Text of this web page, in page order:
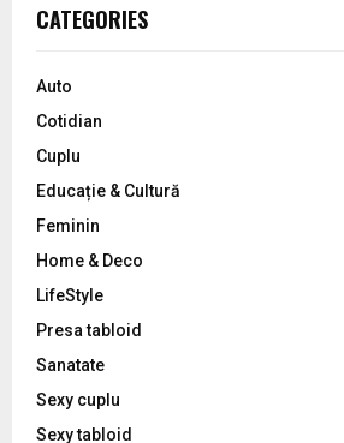
h
o
:
CATEGORIES
Auto
Cotidian
Cuplu
Educație & Cultură
Feminin
Home & Deco
LifeStyle
Presa tabloid
Sanatate
Sexy cuplu
Sexy tabloid